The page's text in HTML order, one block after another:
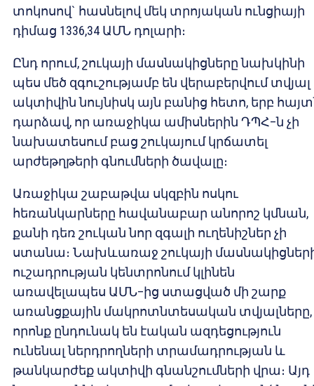
տոկոսով` հասնելով մեկ տրոյական ունցիայի
դիմաց 1336,34 ԱՄՆ դոլարի։
Ընդ որում, շուկայի մասնակիցները նախկինի
պես մեծ զգուշությամբ են վերաբերվում տվյալ
ակտիվին նույնիսկ այն բանից հետո, երբ
դարձավ, որ առաջիկա ամիսներին ԴՊՀ–ն չի
նախատեսում բաց շուկայում կրճատել
արժեթղթերի գնումների ծավալը։
Առաջիկա շաբաթվա սկզբին ոսկու
հեռանկարները հավանաբար անորոշ կմնան,
քանի դեռ շուկան նոր զգալի ուղենիշներ չի
ստանա։ Նախևառաջ շուկայի
ուշադրության կենտրոնում կլինեն
առավելապես ԱՄՆ–ից ստացված մի շարք
առանցքային մակրոտնտեսական տվյալները,
որոնք ընդունակ են էական ազդեցություն
ունենալ ներդրողների տրամադրության և
թանկարժեք ակտիվի գնանշումների վրա։ Այդ